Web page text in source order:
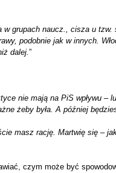
grupach naucz., cisza u tzw.
podobnie jak w innych.
dalej.”
nie mają na PiS wpływu –
żeby była. A później
masz rację. Martwię się –
czym może być